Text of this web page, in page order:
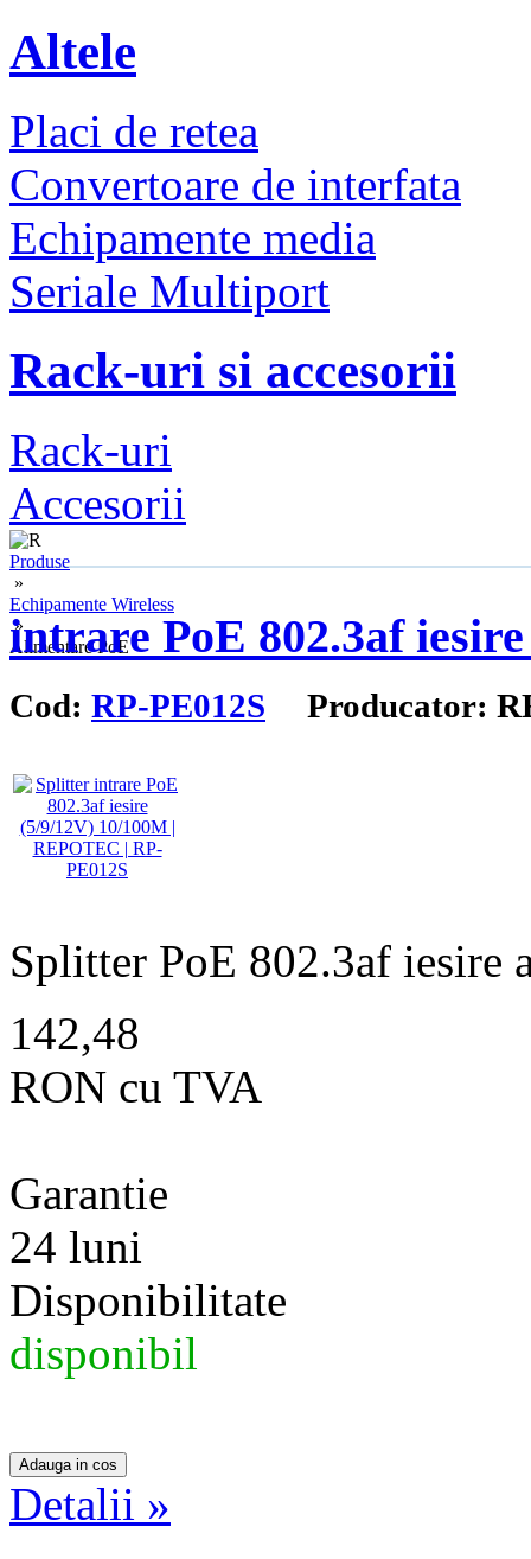
Altele
Placi de retea
Convertoare de interfata
Echipamente media
Seriale Multiport
Rack-uri si accesorii
Rack-uri
Accesorii
Produse
»
Echipamente Wireless
»
Alimentare PoE
intrare PoE 802.3af
Cod: RP-PE012S Producator:
Splitter PoE 802.3af
142,48
RON cu TVA
Garantie
24 luni
Disponibilitate
disponibil
Detalii »